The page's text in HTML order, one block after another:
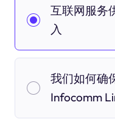
互联网服务
入
我们如何确
Infocomm